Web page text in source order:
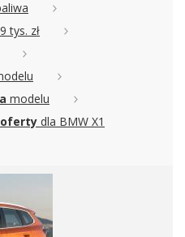
tys. zł
modelu
dla BMW X1